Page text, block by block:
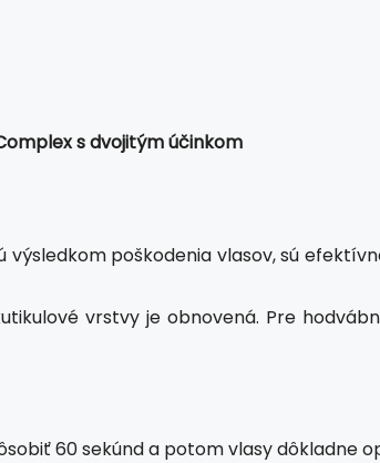
s dvojitým účinkom
poškodenia vlasov, sú
vrstvy je obnovená. Pre
60 sekúnd a potom vlasy dôkladne